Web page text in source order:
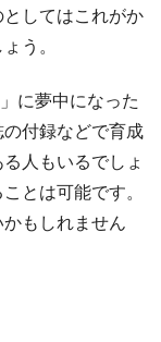
してはこれがか
う。
に夢中になった
付録などで育成
人もいるでしょ
とは可能です。
もしれません